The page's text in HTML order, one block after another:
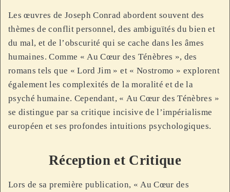
Les œuvres de Joseph Conrad abordent souvent des
thèmes de conflit personnel, des ambiguïtés du bien et
du mal, et de l’obscurité qui se cache dans les âmes
humaines. Comme « Au Cœur des Ténèbres », des
romans tels que « Lord Jim » et « Nostromo » explorent
également les complexités de la moralité et de la
psyché humaine. Cependant, « Au Cœur des Ténèbres »
se distingue par sa critique incisive de l’impérialisme
européen et ses profondes intuitions psychologiques.
Réception et Critique
Lors de sa première publication, « Au Cœur des